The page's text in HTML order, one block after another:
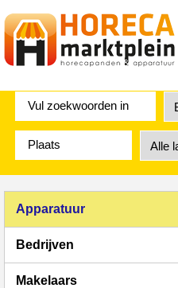
Apparatuur
Bedrijven
Makelaars